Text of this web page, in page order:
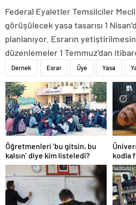
Federal Eyaletler Temsilciler
görüşülecek yasa tasarısı 1
planlanıyor. Esrarın
düzenlemeler 1 Temmuz’dan
Dernek Esrar Üye Yasa
Öğretmenleri ‘bu gitsin, bu
kalsın’ diye kim listeledi?
kodla